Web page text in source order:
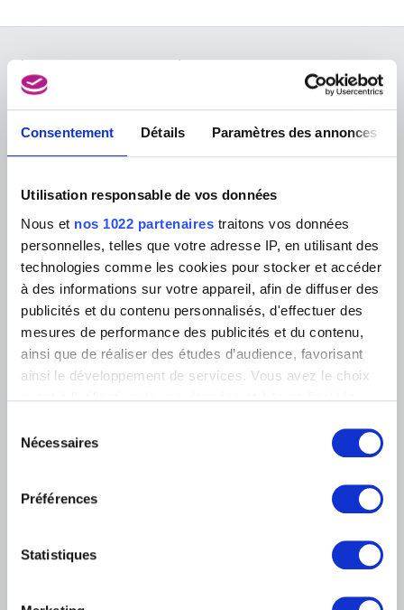
Consentement Détails Paramètres des annonces
Utilisation responsable de vos données
Nous et nos 1022 partenaires traitons vos données
personnelles, telles que votre adresse IP, en utilisant des
technologies comme les cookies pour stocker et accéder
à des informations sur votre appareil, afin de diffuser des
publicités et du contenu personnalisés, d'effectuer des
mesures de performance des publicités et du contenu,
ainsi que de réaliser des études d’audience, favorisant
ainsi le développement de services. Vous avez le choix
quant à l'utilisation de vos données et à leurs finalités.
tout moment en consultant la Déclaration relative aux
cookies ou en cliquant sur l'icône de confidentialité.
Si vous le permettez, nous aimerions également :
géographique qui peuvent être précises à plusieurs
mètres près
pour en relever les caractéristiques spécifiques
Nécessaires
Préférences
Statistiques
FAQ I Foire aux questions
Infos pratiques
Aux Musées
Événements
Museum Shop
Règlement & charte du visiteur
Institution
Recherche
La bibliothèque
Publications
Archives
Archives de l'Art contemporain
en Belgique
Musée numérique
Éducation & médiation
Soutenir
Presse
LOCALISATION DES MUSÉES
Place Royale, 2 – 1000 Bruxelles
Musée Wiertz Museum (Inaccessible à partir du
Musée Meunier Museum
Rue de l’Abbaye, 59 – 1050 Bruxelles